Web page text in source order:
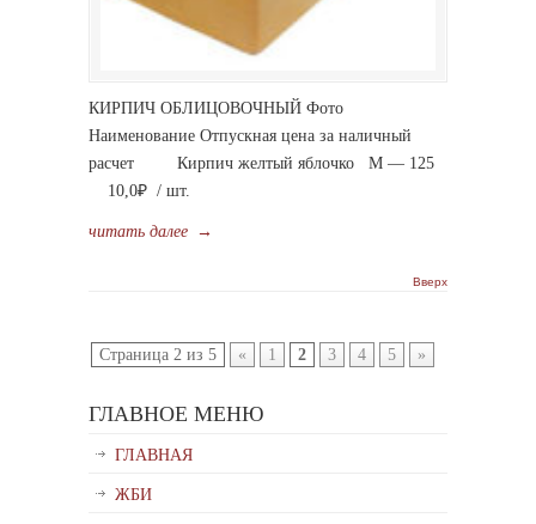
КИРПИЧ ОБЛИЦОВОЧНЫЙ Фото
Наименование Отпускная цена за наличный
расчет Кирпич желтый яблочко М — 125
10,0₽ / шт.
читать далее →
Вверх
Страница 2 из 5 « 1 2 3 4 5 »
ГЛАВНОЕ МЕНЮ
ГЛАВНАЯ
ЖБИ